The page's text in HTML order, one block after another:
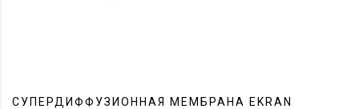
СУПЕРДИФФУЗИОННАЯ МЕМБРАНА EKRAN